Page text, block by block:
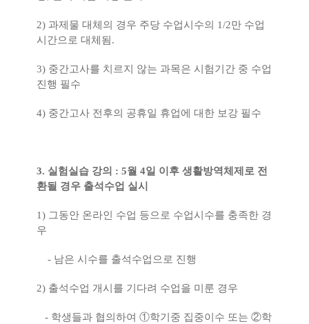
2) 과제물 대체의 경우 주당 수업시수의 1/2만 수업
시간으로 대체됨.
3) 중간고사를 치르지 않는 과목은 시험기간 중 수업
진행 필수
4) 중간고사 전후의 공휴일 휴업에 대한 보강 필수
3. 실험실습 강의 : 5월 4일 이후 생활방역체제로 전
환될 경우 출석수업 실시
1) 그동안 온라인 수업 등으로 수업시수를 충족한 경
우
- 남은 시수를 출석수업으로 진행
2) 출석수업 개시를 기다려 수업을 미룬 경우
- 학생들과 협의하여 ①학기중 집중이수 또는 ②학